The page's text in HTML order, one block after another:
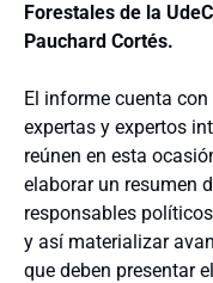
Forestales de la
Pauchard Cortés.
El informe cuenta
expertas y expertos
reúnen en esta
elaborar un resumen
responsables
y así materializar
que deben presentar